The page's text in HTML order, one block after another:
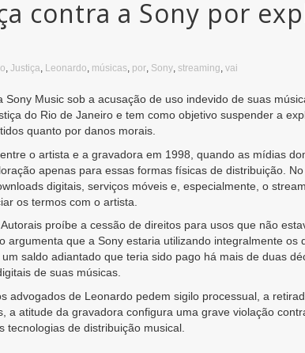
contra a Sony por
, Justiça, Leonardo, músicas, por, Sony, streaming, vai
Music sob a acusação de uso indevido de suas
do Rio de Janeiro e tem como objetivo suspender a
quanto por danos morais.
o artista e a gravadora em 1998, quando as mídias
apenas para essas formas físicas de distribuição.
digitais, serviços móveis e, especialmente, o
os termos com o artista.
proíbe a cessão de direitos para usos que não
argumenta que a Sony estaria utilizando integralmente
saldo adiantado que teria sido pago há mais de duas
de suas músicas.
advogados de Leonardo pedem sigilo processual, a
a atitude da gravadora configura uma grave violação
de distribuição musical.